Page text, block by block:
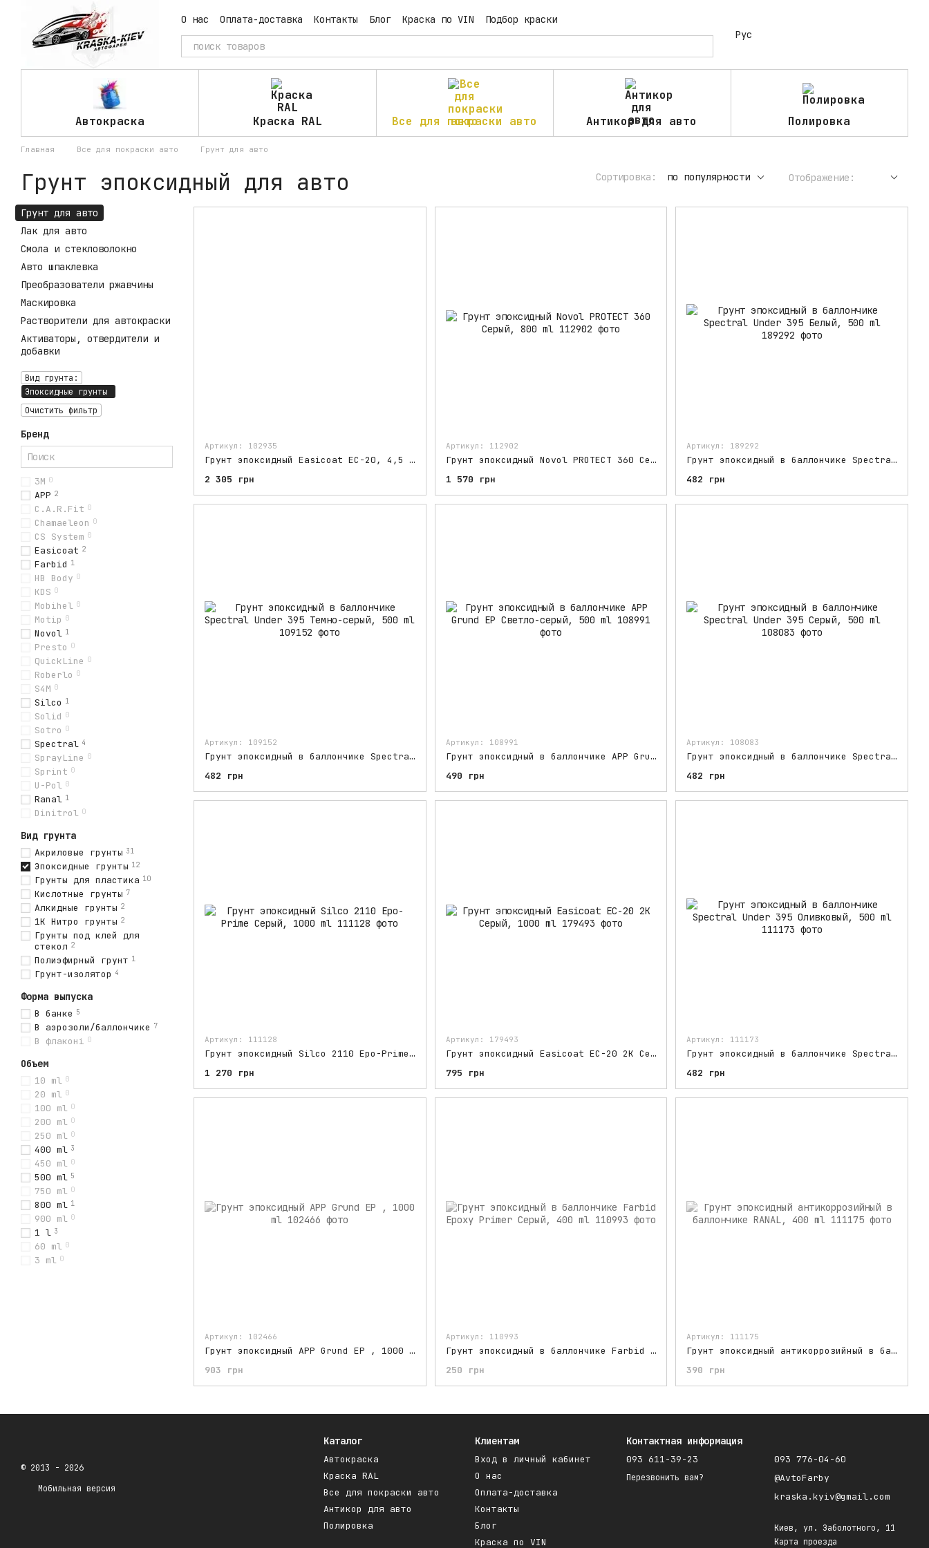
Перейти к основному контенту
О нас Оплата-доставка Контакты Блог Краска по VIN
Подбор краски
Рус
Автокраска Краска RAL Все для покраски авто Антикор для авто Полировка
Главная Все для покраски авто Грунт для авто
Грунт эпоксидный для авто Сортировка: по популярности Отображение:
Артикул: 102935
Грунт эпоксидный Easicoat EC-20, 4,5 кг Серый,
2 305 грн
Артикул: 112902
Грунт эпоксидный Novol PROTECT 360 Серый, 800 ml
1 570 грн
Артикул: 189292
Грунт эпоксидный в баллончике Spectral Under 395 Белый, 500 ml
482 грн
Артикул: 109152
Грунт эпоксидный в баллончике Spectral Under 395 Темно-серый, 500 ml
482 грн
Артикул: 108991
Грунт эпоксидный в баллончике APP Grund EP Светло-серый, 500 ml
490 грн
Артикул: 108083
Грунт эпоксидный в баллончике Spectral Under 395 Серый, 500 ml
482 грн
Артикул: 111128
Грунт эпоксидный Silco 2110 Epo-Prime Серый, 1000 ml
1 270 грн
Артикул: 179493
Грунт эпоксидный Easicoat EC-20 2K Серый, 1000 ml
795 грн
Артикул: 111173
Грунт эпоксидный в баллончике Spectral Under 395 Оливковый, 500 ml
482 грн
Артикул: 102466
Грунт эпоксидный APP Grund EP , 1000 ml
903 грн
Артикул: 110993
Грунт эпоксидный в баллончике Farbid Epoxy Primer Серый, 400 ml
250 грн
Артикул: 111175
Грунт эпоксидный антикоррозийный в баллончике RANAL, 400 ml
390 грн
Грунт для авто
Лак для авто
Смола и стекловолокно
Авто шпаклевка
Преобразователи ржавчины
Маскировка
Растворители для автокраски
Активаторы, отвердители и
добавки
Вид грунта:
Эпоксидные грунты
Очистить фильтр
Бренд
3M 0
APP 2
C.A.R.Fit 0
Chamaeleon 0
CS System 0
Easicoat 2
Farbid 1
HB Body 0
KDS 0
Mobihel 0
Motip 0
Novol 1
Presto 0
QuickLine 0
Roberlo 0
S4M 0
Silco 1
Solid 0
Sotro 0
Spectral 4
SprayLine 0
Sprint 0
U-Pol 0
Ranal 1
Dinitrol 0
Вид грунта
Акриловые грунты 31
Эпоксидные грунты 12
Грунты для пластика 10
Кислотные грунты 7
Алкидные грунты 2
1К Нитро грунты 2
Грунты под клей для
стекол 2
Полиэфирный грунт 1
Грунт-изолятор 4
Форма выпуска
В банке 5
В аэрозоли/баллончике 7
В флаконі 0
Объем
10 ml 0
20 ml 0
100 ml 0
200 ml 0
250 ml 0
400 ml 3
450 ml 0
500 ml 5
750 ml 0
800 ml 1
900 ml 0
1 l 3
60 ml 0
3 ml 0
© 2013 - 2026
Мобильная версия
Каталог
Автокраска
Краска RAL
Все для покраски авто
Антикор для авто
Полировка
Клиентам
Вход в личный кабинет
О нас
Оплата-доставка
Контакты
Блог
Краска по VIN
Контактная информация
093 611-39-23
Перезвонить вам?
093 776-04-60
@AvtoFarby
kraska.kyiv@gmail.com
Киев, ул. Заболотного, 11
Карта проезда